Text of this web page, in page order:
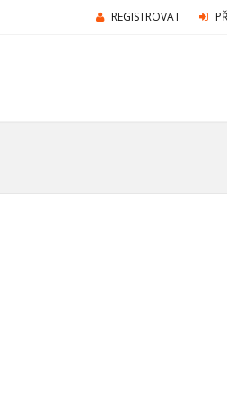
REGISTROVAT